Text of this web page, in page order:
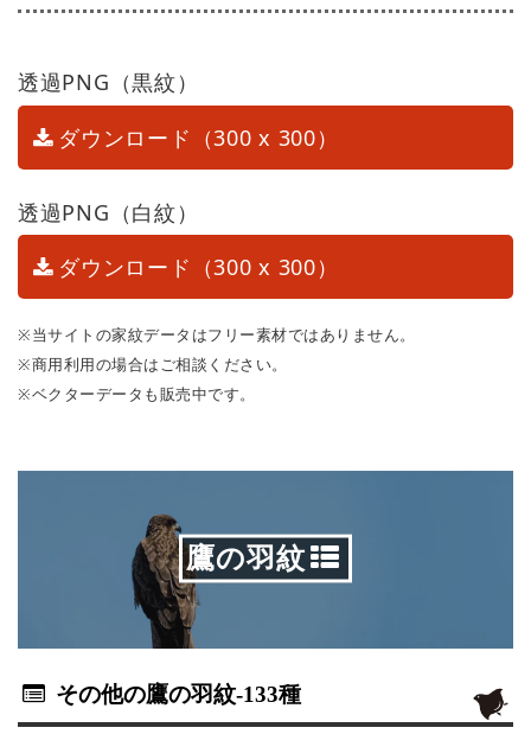
透過PNG（黒紋）
ダウンロード（300 x 300）
透過PNG（白紋）
ダウンロード（300 x 300）
※当サイトの家紋データはフリー素材ではありません。
※商用利用の場合はご相談ください。
※ベクターデータも販売中です。
鷹の羽紋
その他の鷹の羽紋-133種